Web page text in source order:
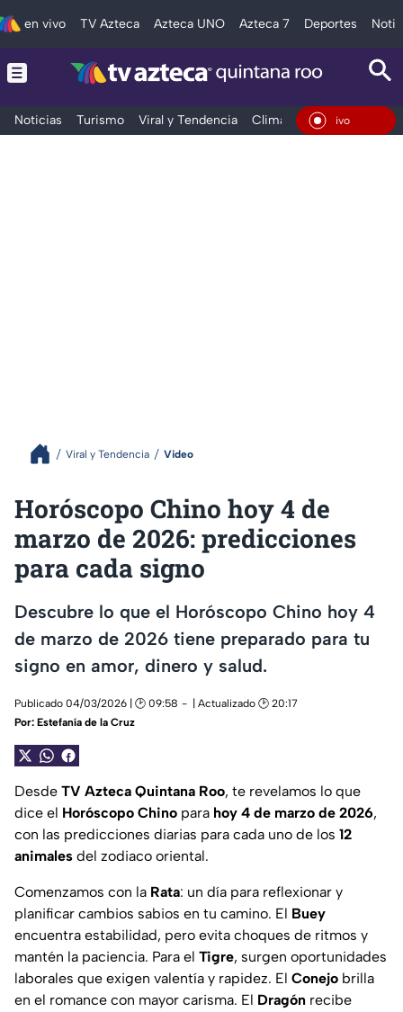
en vivo TV Azteca Azteca UNO Azteca 7 Deportes
Noticias Turismo Viral y Tendencia Clima Tráfico
En Vivo
Viral y Tendencia Video
Horóscopo Chino hoy 4 de
marzo de 2026: predicciones
para cada signo
Descubre lo que el Horóscopo Chino hoy 4
de marzo de 2026 tiene preparado para tu
signo en amor, dinero y salud.
Publicado 04/03/2026 | 🕑 09:58
| Actualizado 🕑 20:17
Por: Estefanía de la Cruz
Desde TV Azteca Quintana Roo, te revelamos lo que
dice el Horóscopo Chino para hoy 4 de marzo de 2026,
con las predicciones diarias para cada uno de los 12
animales del zodiaco oriental.
Comenzamos con la Rata: un día para reflexionar y
planificar cambios sabios en tu camino. El Buey
encuentra estabilidad, pero evita choques de ritmos y
mantén la paciencia. Para el Tigre, surgen oportunidades
laborales que exigen valentía y rapidez. El Conejo brilla
en el romance con mayor carisma. El Dragón recibe